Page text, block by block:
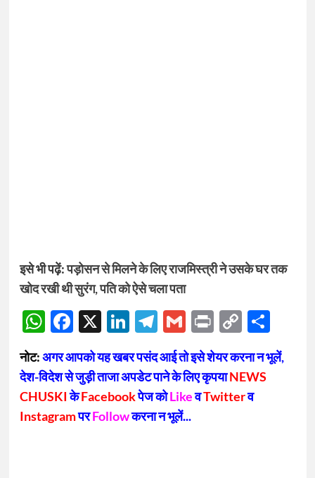
इसे भी पढ़ें:पड़ोसन से मिलने के लिए राजमिस्त्री ने उसके घर तक
खोद रखी थी सुरंग, पति को ऐसे चला पता
WhatsApp
Facebook
X LinkedIn
Telegram
Gmail
Print
Copy
Link
नोट:अगर आपको यह खबर पसंद आई तो इसे शेयर करना न भूलें,
देश-विदेश से जुड़ी ताजा अपडेट पाने के लिए कृपयाNEWS
CHUSKIकेFacebookपेज कोLikeवTwitterव
InstagramपरFollowकरना न भूलें...